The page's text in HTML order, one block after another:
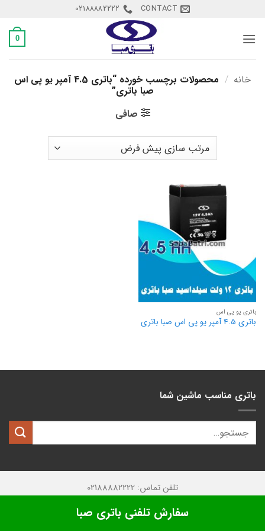
content
CONTACT
02188882222
0
خانه / محصولات برچسب خورده “باتری 4.5 آمپر یو پی اس
صبا باتری”
صافی
باتری یو پی اس
باتری 4.5 آمپر یو پی اس صبا باتری
باتری مناسب ماشین شما
تلفن تماس: 02188882222
تمامی حقوق این وبسایت متعلق به
کیان باتری
سفارش تلفنی باتری صبا